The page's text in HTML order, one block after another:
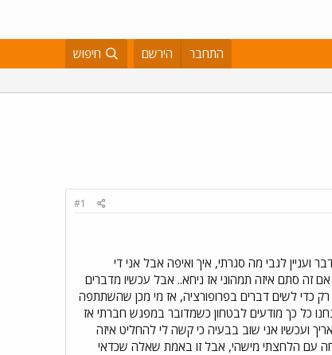
התחבר הירשם חיפוש
#1
ועניין לגבי מה סגרתי, איך ואיפה אבל אני די
זה סתם איזה תמהוני אז ניחא.. אבל עכשיו מדברים
רק כדי לשים דברים בפרופורציה, אז מי מכן שהשתתפה
כל כך מודעים לבטחון כשמדובר במפגש חברתי אז
ועכשיו אני שוב בבעיה כי קשה לי להחליט איזה
עם הלחצתי מישהי, אבל זו באמת שאלה שכדאי